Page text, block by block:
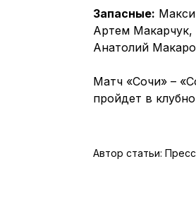
Запасные:
Артем
Анатолий
Матч «Сочи» –
пройдет в
Автор статьи: